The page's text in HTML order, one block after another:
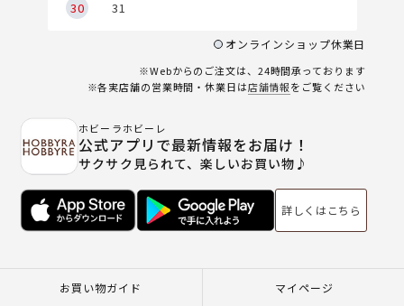
30
31
オンラインショップ休業日
※Webからのご注文は、24時間承っております
※各実店舗の営業時間・休業日は店舗情報をご覧ください
ホビーラホビーレ
公式アプリで最新情報をお届け！
サクサク見られて、楽しいお買い物♪
詳しくはこちら
お買い物ガイド マイページ